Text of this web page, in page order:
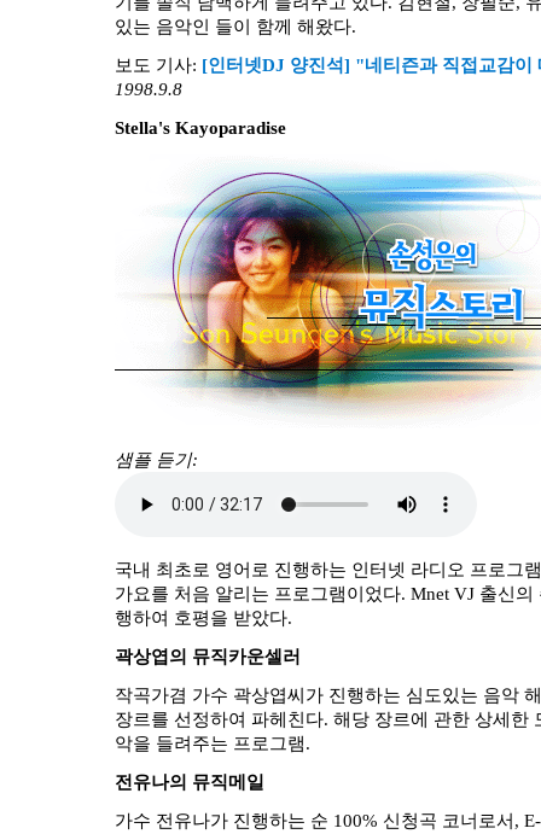
있는 음악인 들이 함께 해왔다.
보도 기사: [인터넷DJ 양진석] "네티즌과 직접교감이
1998.9.8
Stella's Kayoparadise
샘플 듣기:
국내 최초로 영어로 진행하는 인터넷 라디오 프로그
가요를 처음 알리는 프로그램이었다. Mnet VJ 출신
행하여 호평을 받았다.
곽상엽의 뮤직카운셀러
작곡가겸 가수 곽상엽씨가 진행하는 심도있는 음악
장르를 선정하여 파헤친다. 해당 장르에 관한 상세한
악을 들려주는 프로그램.
전유나의 뮤직메일
가수 전유나가 진행하는 순 100% 신청곡 코너로서,